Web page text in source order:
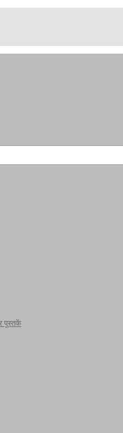
पुस्तकें